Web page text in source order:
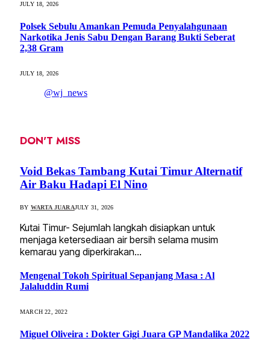
JULY 18, 2026
Polsek Sebulu Amankan Pemuda Penyalahgunaan
Narkotika Jenis Sabu Dengan Barang Bukti Seberat
2,38 Gram
JULY 18, 2026
@wj_news
DON'T MISS
Void Bekas Tambang Kutai Timur Alternatif
Air Baku Hadapi El Nino
BY WARTA JUARAJULY 31, 2026
Kutai Timur- Sejumlah langkah disiapkan untuk
menjaga ketersediaan air bersih selama musim
kemarau yang diperkirakan…
Mengenal Tokoh Spiritual Sepanjang Masa : Al
Jalaluddin Rumi
MARCH 22, 2022
Miguel Oliveira : Dokter Gigi Juara GP Mandalika 2022